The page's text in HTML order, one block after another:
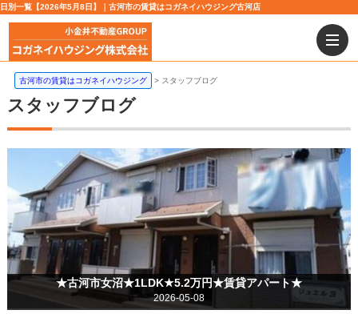
日別一覧【2026年5月8日】｜古河市の賃貸はコガネイハウジング古河店
古河市の賃貸はコガネイハウジング スタッフブログ
スタッフブログ
★古河市女沼★1LDK★5.2万円★賃貸アパート★
2026-05-08